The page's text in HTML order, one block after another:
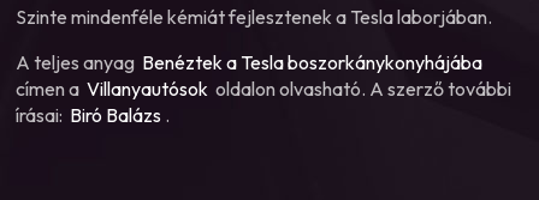
Szinte mindenféle kémiát fejlesztenek a Tesla laborjában.
A teljes anyag Benéztek a Tesla boszorkánykonyhájába
címen a Villanyautósok oldalon olvasható. A szerző további
írásai: Biró Balázs .